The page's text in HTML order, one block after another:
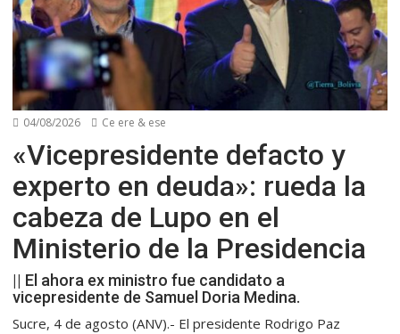
04/08/2026 Ce ere & ese
«Vicepresidente defacto y
experto en deuda»: rueda la
cabeza de Lupo en el
Ministerio de la Presidencia
|| El ahora ex ministro fue candidato a
vicepresidente de Samuel Doria Medina.
Sucre, 4 de agosto (ANV).- El presidente Rodrigo Paz